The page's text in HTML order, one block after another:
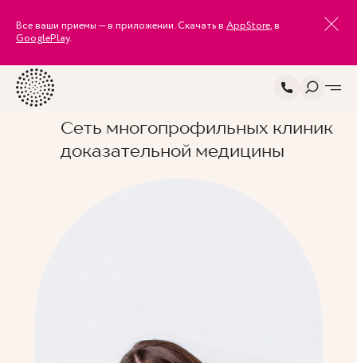
Все ваши приемы — в приложении. Скачать в AppStore, в
GooglePlay.
Сеть многопрофильных клиник
доказательной медицины